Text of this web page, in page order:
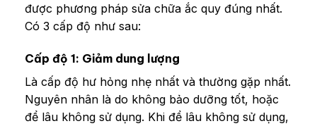
được phương pháp sửa chữa ắc quy đúng nhất.
Có 3 cấp độ như sau:
Cấp độ 1: Giảm dung lượng
Là cấp độ hư hỏng nhẹ nhất và thường gặp nhất.
Nguyên nhân là do không bảo dưỡng tốt, hoặc
để lâu không sử dụng. Khi để lâu không sử dụng,